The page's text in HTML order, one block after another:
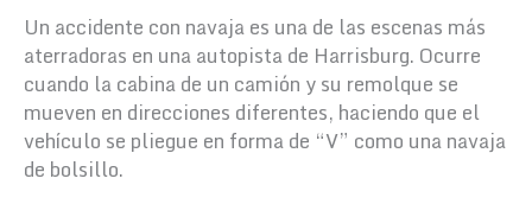
Un accidente con navaja es una de las escenas más
aterradoras en una autopista de Harrisburg. Ocurre
cuando la cabina de un camión y su remolque se
mueven en direcciones diferentes, haciendo que el
vehículo se pliegue en forma de “V” como una navaja
de bolsillo.